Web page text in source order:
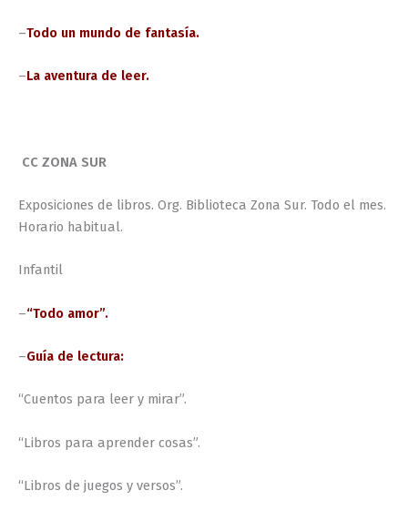
–Todo un mundo de fantasía.
–La aventura de leer.
CC ZONA SUR
Exposiciones de libros. Org. Biblioteca Zona Sur. Todo el mes.
Horario habitual.
Infantil
–“Todo amor”.
–Guía de lectura:
“Cuentos para leer y mirar”.
“Libros para aprender cosas”.
“Libros de juegos y versos”.